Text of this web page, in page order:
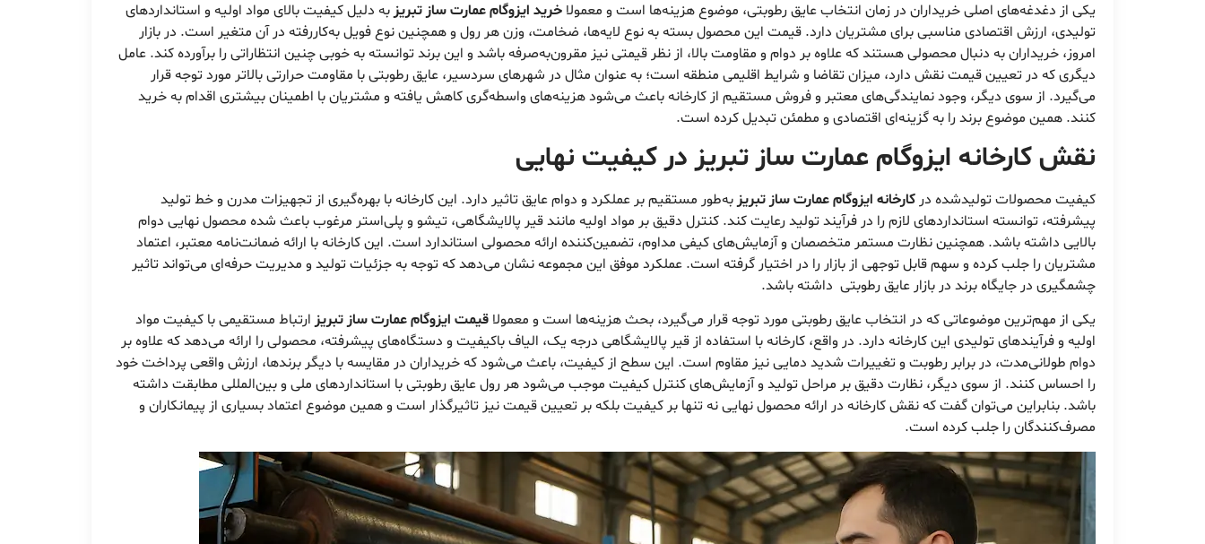
یکی از دغدغه‌های اصلی خریداران در زمان انتخاب عایق رطوبتی، موضوع هزینه‌ها است و معمولا خرید ایزوگام عمارت ساز تبریز به دلیل کیفیت بالای مواد اولیه و استانداردهای
تولیدی، ارزش اقتصادی مناسبی برای مشتریان دارد. قیمت این محصول بسته به نوع لایه‌ها، ضخامت، وزن هر رول و همچنین نوع فویل به‌کاررفته در آن متغیر است. در بازار
امروز، خریداران به دنبال محصولی هستند که علاوه بر دوام و مقاومت بالا، از نظر قیمتی نیز مقرون‌به‌صرفه باشد و این برند توانسته به خوبی چنین انتظاراتی را برآورده کند. عامل
دیگری که در تعیین قیمت نقش دارد، میزان تقاضا و شرایط اقلیمی منطقه است؛ به عنوان مثال در شهرهای سردسیر، عایق رطوبتی با مقاومت حرارتی بالاتر مورد توجه قرار
می‌گیرد. از سوی دیگر، وجود نمایندگی‌های معتبر و فروش مستقیم از کارخانه باعث می‌شود هزینه‌های واسطه‌گری کاهش یافته و مشتریان با اطمینان بیشتری اقدام به خرید
کنند. همین موضوع برند را به گزینه‌ای اقتصادی و مطمئن تبدیل کرده است.
نقش کارخانه ایزوگام عمارت ساز تبریز در کیفیت نهایی
کیفیت محصولات تولیدشده در کارخانه ایزوگام عمارت ساز تبریز به‌طور مستقیم بر عملکرد و دوام عایق تاثیر دارد. این کارخانه با بهره‌گیری از تجهیزات مدرن و خط تولید
پیشرفته، توانسته استانداردهای لازم را در فرآیند تولید رعایت کند. کنترل دقیق بر مواد اولیه مانند قیر پالایشگاهی، تیشو و پلی‌استر مرغوب باعث شده محصول نهایی دوام
بالایی داشته باشد. همچنین نظارت مستمر متخصصان و آزمایش‌های کیفی مداوم، تضمین‌کننده ارائه محصولی استاندارد است. این کارخانه با ارائه ضمانت‌نامه معتبر، اعتماد
مشتریان را جلب کرده و سهم قابل توجهی از بازار را در اختیار گرفته است. عملکرد موفق این مجموعه نشان می‌دهد که توجه به جزئیات تولید و مدیریت حرفه‌ای می‌تواند تاثیر
چشمگیری در جایگاه برند در بازار عایق رطوبتی داشته باشد.
یکی از مهم‌ترین موضوعاتی که در انتخاب عایق رطوبتی مورد توجه قرار می‌گیرد، بحث هزینه‌ها است و معمولا قیمت ایزوگام عمارت ساز تبریز ارتباط مستقیمی با کیفیت مواد
اولیه و فرآیندهای تولیدی این کارخانه دارد. در واقع، کارخانه با استفاده از قیر پالایشگاهی درجه یک، الیاف باکیفیت و دستگاه‌های پیشرفته، محصولی را ارائه می‌دهد که علاوه بر
دوام طولانی‌مدت، در برابر رطوبت و تغییرات شدید دمایی نیز مقاوم است. این سطح از کیفیت، باعث می‌شود که خریداران در مقایسه با دیگر برندها، ارزش واقعی پرداخت خود
را احساس کنند. از سوی دیگر، نظارت دقیق بر مراحل تولید و آزمایش‌های کنترل کیفیت موجب می‌شود هر رول عایق رطوبتی با استانداردهای ملی و بین‌المللی مطابقت داشته
باشد. بنابراین می‌توان گفت که نقش کارخانه در ارائه محصول نهایی نه تنها بر کیفیت بلکه بر تعیین قیمت نیز تاثیرگذار است و همین موضوع اعتماد بسیاری از پیمانکاران و
مصرف‌کنندگان را جلب کرده است.